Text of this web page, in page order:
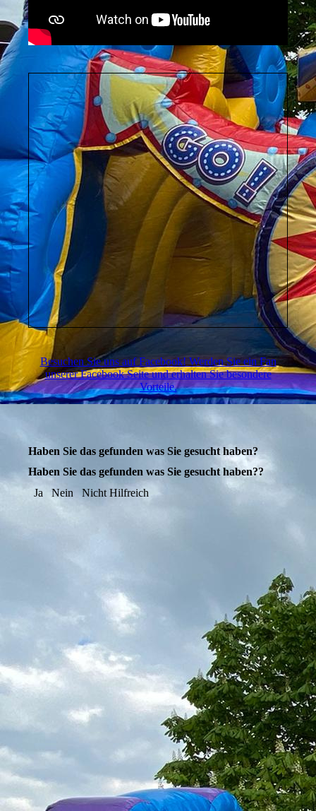
Besuchen Sie uns auf Facebook! Werden Sie ein Fan
unserer Facebook Seite und erhalten Sie besondere
Vorteile.
Haben Sie das gefunden was Sie gesucht haben?
Haben Sie das gefunden was Sie gesucht haben??
Ja
Nein Nicht Hilfreich